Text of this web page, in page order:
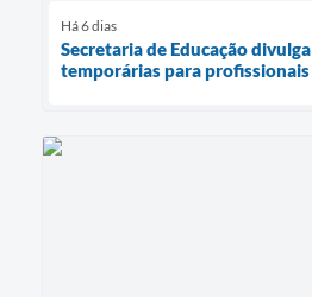
Há 6 dias
Secretaria de Educação
temporárias para